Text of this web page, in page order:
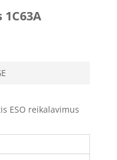
ESO reikalavimus